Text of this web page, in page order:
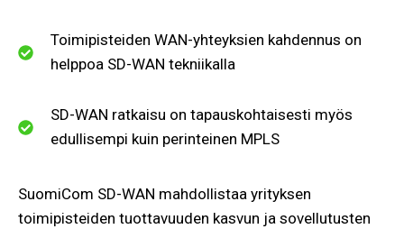
Toimipisteiden WAN-yhteyksien kahdennus on
helppoa SD-WAN tekniikalla
SD-WAN ratkaisu on tapauskohtaisesti myös
edullisempi kuin perinteinen MPLS
SuomiCom SD-WAN mahdollistaa yrityksen
toimipisteiden tuottavuuden kasvun ja sovellutusten